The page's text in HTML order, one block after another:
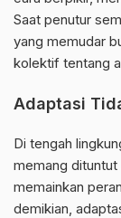
Saat penutur
yang memudar
kolektif tentang
Adaptasi
Di tengah
memang dituntut
memainkan
demikian,